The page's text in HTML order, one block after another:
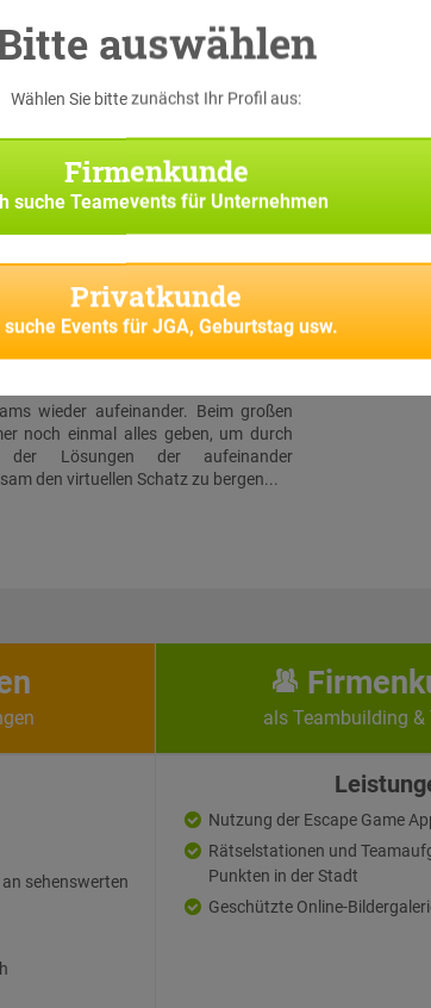
mit ihren Smartphones über die App
sich eine passende Rolle aus. Dann
das Intro-Video an und schon
der Navigation ihres Smartphones
in Breukelen. Insgesamt gibt
welche von allen Teams angesteuert
ein Rätsel zu lösen. Zwischendurch
Challenges auf sein Handy
thematisch den vorab
wieder aufeinander. Beim großen
noch einmal alles geben, um durch
der Lösungen der aufeinander
den virtuellen Schatz zu bergen...
als Teambuilding &
sehenswerten
Nutzung der Escape Game
Rätselstationen und
Punkten in der Stadt
Geschützte Online-
auswählen
Wählen Sie bitte zunächst Ihr Profil aus:
Firmenkunde
suche Teamevents für Unternehmen
Privatkunde
suche Events für JGA, Geburtstag usw.